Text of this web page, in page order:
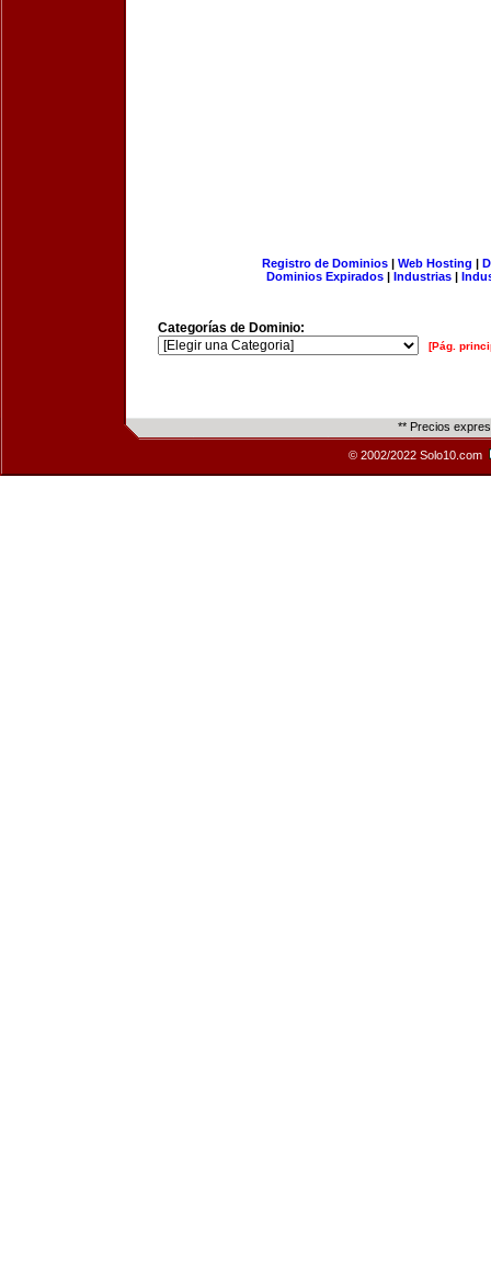
Registro de Dominios| Web Hosting |
Dominios Expirados | Industrias |
Categorías de Dominio:
[Pág.
** Precios
© 2002/2022 Solo10.com